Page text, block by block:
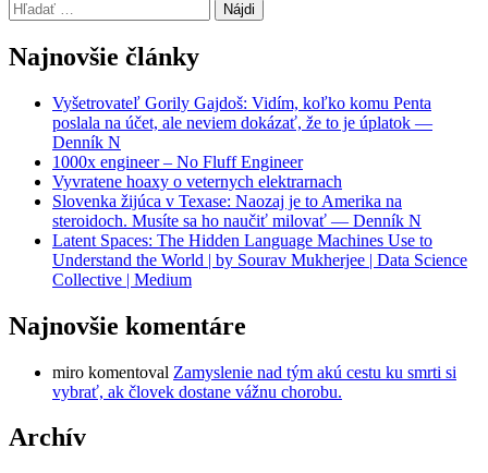
Hľadať:
Najnovšie články
Vyšetrovateľ Gorily Gajdoš: Vidím, koľko komu Penta
poslala na účet, ale neviem dokázať, že to je úplatok —
Denník N
1000x engineer – No Fluff Engineer
Vyvratene hoaxy o veternych elektrarnach
Slovenka žijúca v Texase: Naozaj je to Amerika na
steroidoch. Musíte sa ho naučiť milovať — Denník N
Latent Spaces: The Hidden Language Machines Use to
Understand the World | by Sourav Mukherjee | Data Science
Collective | Medium
Najnovšie komentáre
miro komentoval Zamyslenie nad tým akú cestu ku smrti si
vybrať, ak človek dostane vážnu chorobu.
Archív